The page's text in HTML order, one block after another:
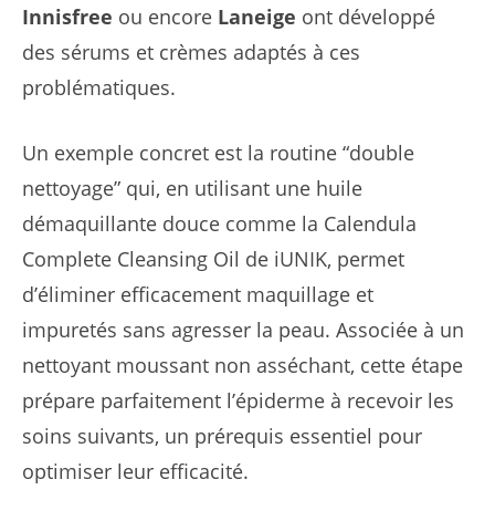
Innisfree ou encore Laneige ont développé
des sérums et crèmes adaptés à ces
problématiques.
Un exemple concret est la routine “double
nettoyage” qui, en utilisant une huile
démaquillante douce comme la Calendula
Complete Cleansing Oil de iUNIK, permet
d’éliminer efficacement maquillage et
impuretés sans agresser la peau. Associée à un
nettoyant moussant non asséchant, cette étape
prépare parfaitement l’épiderme à recevoir les
soins suivants, un prérequis essentiel pour
optimiser leur efficacité.